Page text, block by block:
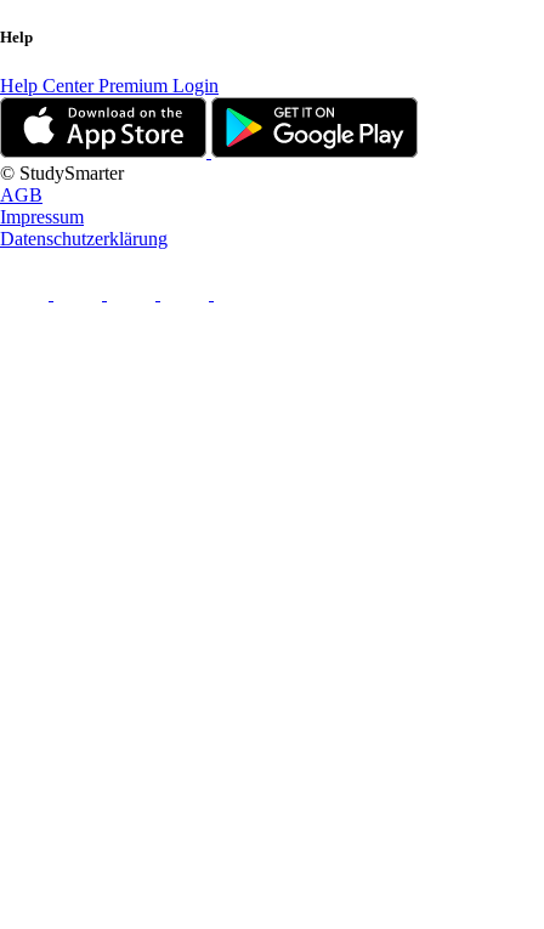
Help
Help CenterPremium Login
© StudySmarter
AGB
Impressum
Datenschutzerklärung